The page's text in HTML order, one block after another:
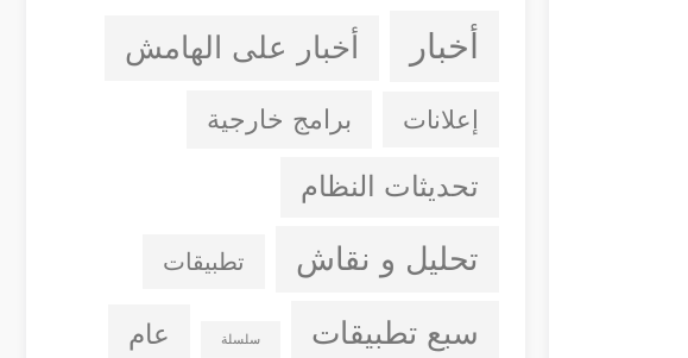
أخبار أخبار على الهامش
إعلانات برامج خارجية
تحديثات النظام
تحليل و نقاش تطبيقات
سبع تطبيقات سلسلة عام